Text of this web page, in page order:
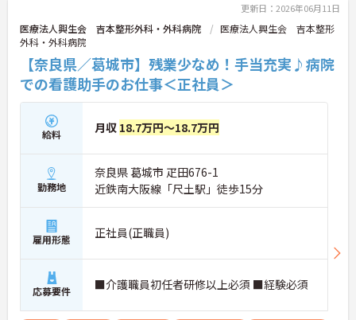
更新日：2026年06月11日
医療法人興生会 吉本整形外科・外科病院
医療法人興生会 吉本整形
外科・外科病院
【奈良県／葛城市】残業少なめ！手当充実♪病院
での看護助手のお仕事＜正社員＞
給料 月収 18.7万円～18.7万円
勤務地
奈良県 葛城市 疋田676-1
近鉄南大阪線「尺土駅」徒歩15分
雇用形態 正社員(正職員)
応募要件 ■介護職員初任者研修以上必須 ■経験必須